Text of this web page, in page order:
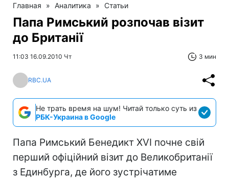
Главная » Аналитика » Статьи
Папа Римський розпочав візит
до Британії
11:03 16.09.2010 Чт 3 мин
RBC.UA
Не трать время на шум! Читай только суть из
РБК-Украина в Google
Папа Римський Бенедикт XVI почне свій
перший офіційний візит до Великобританії
з Единбурга, де його зустрічатиме